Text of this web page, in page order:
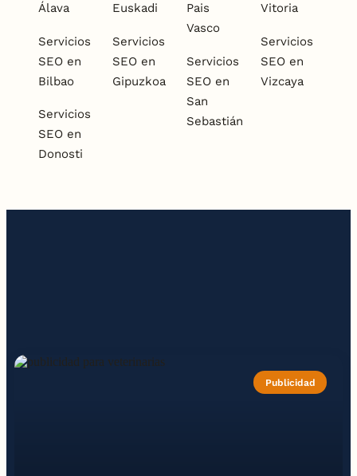
Álava
Servicios
SEO en
Bilbao
Servicios
SEO en
Donosti
Euskadi
Servicios
SEO en
Gipuzkoa
Pais
Vasco
Servicios
SEO en
San
Sebastián
Vitoria
Servicios
SEO en
Vizcaya
Publicidad